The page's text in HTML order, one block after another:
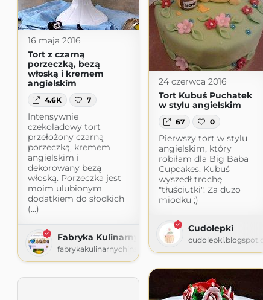
16 maja 2016
Tort z czarną
porzeczką, bezą
włoską i kremem
angielskim
4.6K 7
Intensywnie
czekoladowy tort
przełożony czarną
porzeczką, kremem
angielskim i
dekorowany bezą
włoską. Porzeczka jest
moim ulubionym
dodatkiem do słodkich
(...)
Fabryka Kulinarnych Inspiracji
fabrykakulinarnychinspiracji.blogspot.com
24 czerwca 2016
Tort Kubuś Puchatek
w stylu angielskim
67 0
Pierwszy tort w stylu
angielskim, który
robiłam dla Big Baba
Cupcakes. Kubuś
wyszedł trochę
"tłuściutki". Za dużo
miodku ;)
Cudolepki